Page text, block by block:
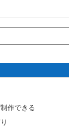
作できる